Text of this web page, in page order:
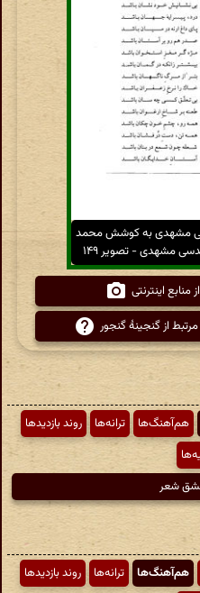
مشهدی به کوشش محمد
مشهدی - تصویر ۱۴۹
منابع اینترنتی
از گنجینهٔ گنجور
هم‌آهنگ‌ها ترانه‌ها
روند بازدیدها
شعر
هم‌آهنگ‌ها ترانه‌ها
روند بازدیدها